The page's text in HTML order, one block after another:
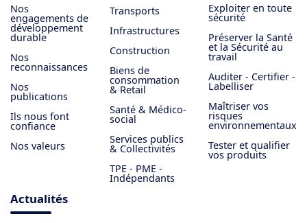
Nos
engagements de
développement
durable
Nos
reconnaissances
Nos
publications
Ils nous font
confiance
Nos valeurs
Transports
Infrastructures
Construction
Biens de
consommation
& Retail
Santé & Médico-
social
Services publics
& Collectivités
TPE - PME -
Indépendants
Exploiter en toute
sécurité
Préserver la Santé
et la Sécurité au
travail
Auditer - Certifier -
Labelliser
Maîtriser vos
risques
environnementaux
Tester et qualifier
vos produits
Actualités